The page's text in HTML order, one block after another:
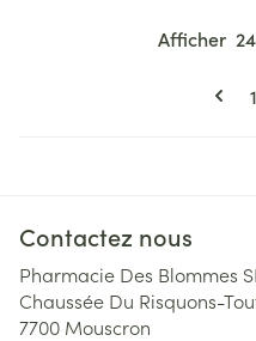
1
Afficher
Contactez nous
Pharmacie Des Blommes
Chaussée Du Risquons-
7700 Mouscron